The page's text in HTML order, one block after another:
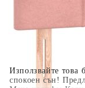
Използвайте това
спокоен сън!
покупки на